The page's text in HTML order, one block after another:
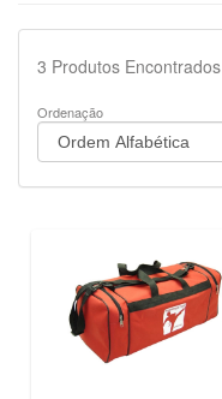
3 Produtos Encontrados
Ordenação